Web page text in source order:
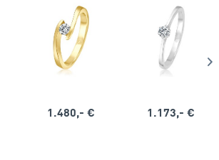
1.480,- € 1.173,- €